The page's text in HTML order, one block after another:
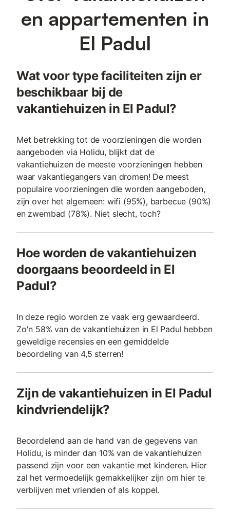
en appartementen in
El Padul
Wat voor type faciliteiten zijn er
beschikbaar bij de
vakantiehuizen in El Padul?
Met betrekking tot de voorzieningen die worden
aangeboden via Holidu, blijkt dat de
vakantiehuizen de meeste voorzieningen hebben
waar vakantiegangers van dromen! De meest
populaire voorzieningen die worden aangeboden,
zijn over het algemeen: wifi (95%), barbecue (90%)
en zwembad (78%). Niet slecht, toch?
Hoe worden de vakantiehuizen
doorgaans beoordeeld in El
Padul?
In deze regio worden ze vaak erg gewaardeerd.
Zo'n 58% van de vakantiehuizen in El Padul hebben
geweldige recensies en een gemiddelde
beoordeling van 4,5 sterren!
Zijn de vakantiehuizen in El Padul
kindvriendelijk?
Beoordelend aan de hand van de gegevens van
Holidu, is minder dan 10% van de vakantiehuizen
passend zijn voor een vakantie met kinderen. Hier
zal het vermoedelijk gemakkelijker zijn om hier te
verblijven met vrienden of als koppel.